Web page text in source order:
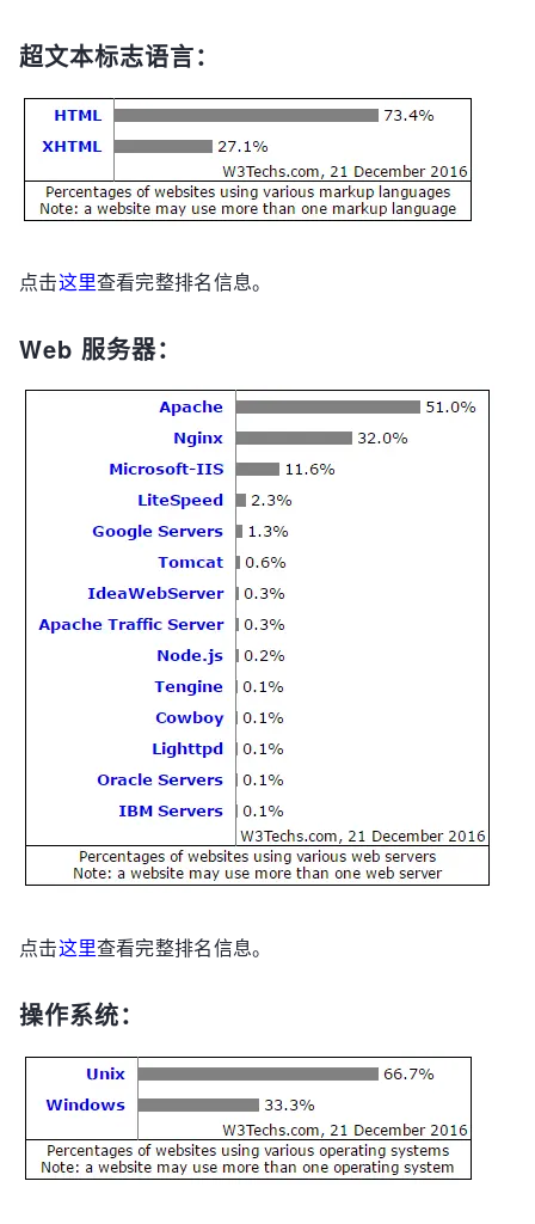
超文本标志语言：
点击这里查看完整排名信息。
Web 服务器：
点击这里查看完整排名信息。
操作系统：